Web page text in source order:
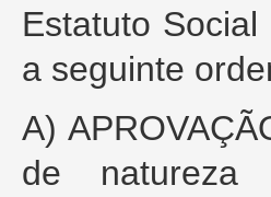
Estatuto
a seguinte
A)
de natureza